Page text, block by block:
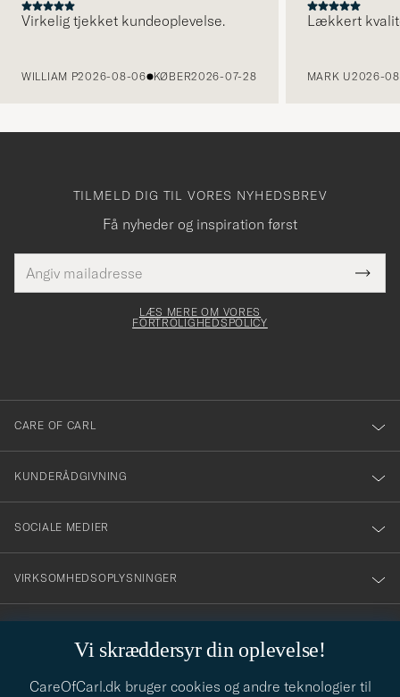
Virkelig tjekket kundeoplevelse.
WILLIAM P2026-08-06 KØBER2026-07-28
Lækkert
MARK U2026-
Vi skræddersyr din oplevelse!
CareOfCarl.dk bruger cookies og andre teknologier til
TILMELD DIG TIL VORES NYHEDSBREV
Få nyheder og inspiration først
mailadresse
skal
Tack
för
dig
till
vårt
nyhetsbrev!
LÆS MERE OM VORES
FORTROLIGHEDSPOLICY
CARE OF CARL
KUNDERÅDGIVNING
SOCIALE MEDIER
VIRKSOMHEDSOPLYSNINGER
Behøver du hjælp til at finde din stil? Lad os hjælpe dig, vi hjælper